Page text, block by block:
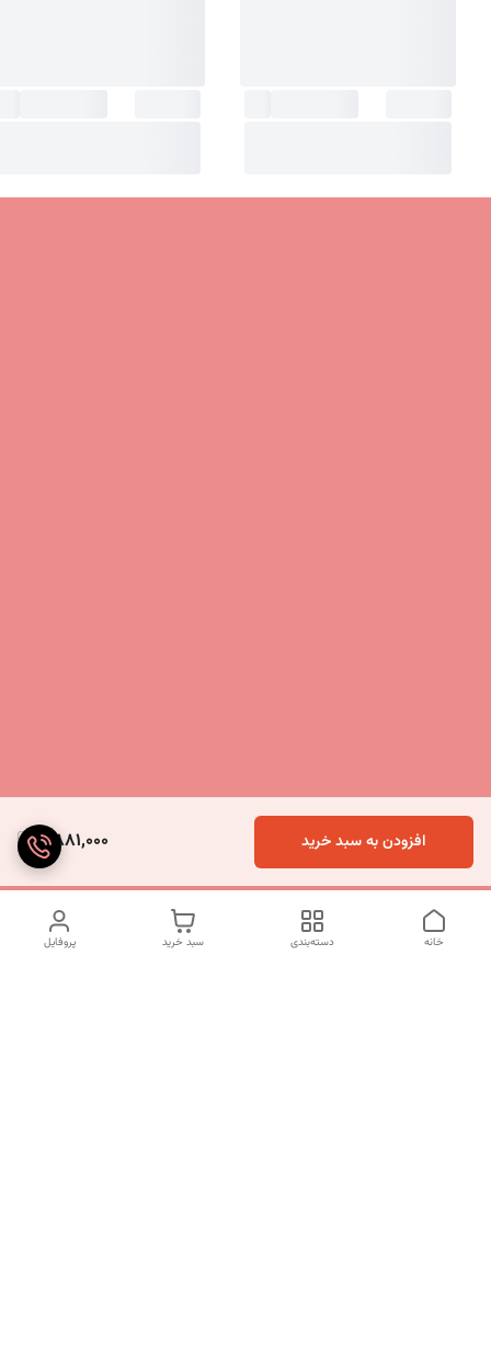
4,881,000 افزودن به سبد خرید
پروفایل سبد خرید دسته‌بندی خانه